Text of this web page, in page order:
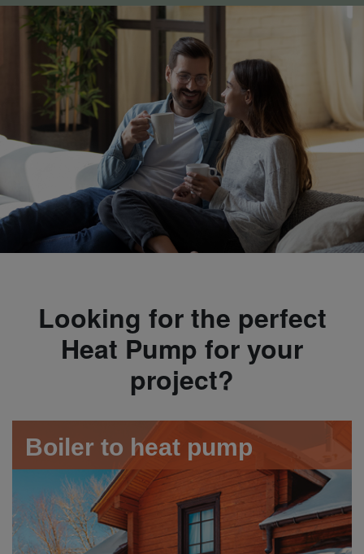
Looking for the perfect
Heat Pump for your
project?
Boiler to heat pump